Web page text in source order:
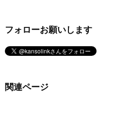
フォローお願いします
関連ページ